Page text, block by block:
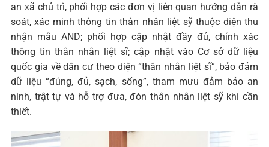
an xã chủ trì, phối hợp các đơn vị liên quan hướng dẫn rà
soát, xác minh thông tin thân nhân liệt sỹ thuộc diện thu
nhận mẫu AND; phối hợp cập nhật đầy đủ, chính xác
thông tin thân nhân liệt sĩ; cập nhật vào Cơ sở dữ liệu
quốc gia về dân cư theo diện “thân nhân liệt sĩ”, bảo đảm
dữ liệu “đúng, đủ, sạch, sống”, tham mưu đảm bảo an
ninh, trật tự và hỗ trợ đưa, đón thân nhân liệt sỹ khi cần
thiết.